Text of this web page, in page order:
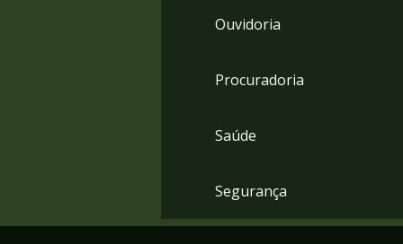
Ouvidoria
Procuradoria
Saúde
Segurança